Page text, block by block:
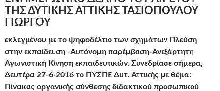
ΤΗΣ ΔΥΤΙΚΗΣ ΑΤΤΙΚΗΣ ΤΑΣΙΟΠΟΥΛΟΥ
ΓΙΩΡΓΟΥ
εκλεγμένου με το ψηφοδέλτιο των σχημάτων Πλεύση
στην εκπαίδευση -Αυτόνομη παρέμβαση-Ανεξάρτητη
Αγωνιστική Κίνηση εκπαιδευτικών. Συνεδρίασε σήμερα,
Δευτέρα 27-6-2016 το ΠΥΣΠΕ Δυτ. Αττικής με θέμα:
Πίνακας οργανικής σύνθεσης διδακτικού προσωπικού